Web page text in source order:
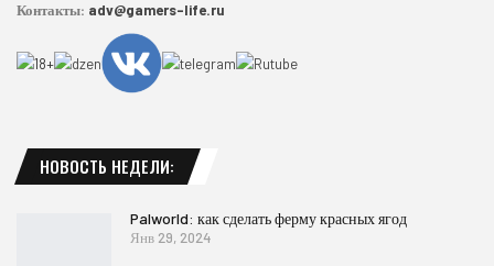
Контакты: adv@gamers-life.ru
НОВОСТЬ НЕДЕЛИ:
Palworld: как сделать ферму красных ягод
Янв 29, 2024